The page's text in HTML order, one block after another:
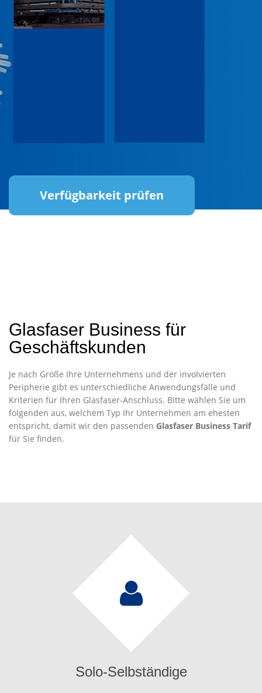
Verfügbarkeit prüfen
Glasfaser Business für
Geschäftskunden
Je nach Größe Ihre Unternehmens und der involvierten
Peripherie gibt es unterschiedliche Anwendungsfälle und
Kriterien für Ihren Glasfaser-Anschluss. Bitte wählen Sie um
folgenden aus, welchem Typ Ihr Unternehmen am ehesten
entspricht, damit wir den passenden Glasfaser Business Tarif
für Sie finden.
Solo-Selbständige